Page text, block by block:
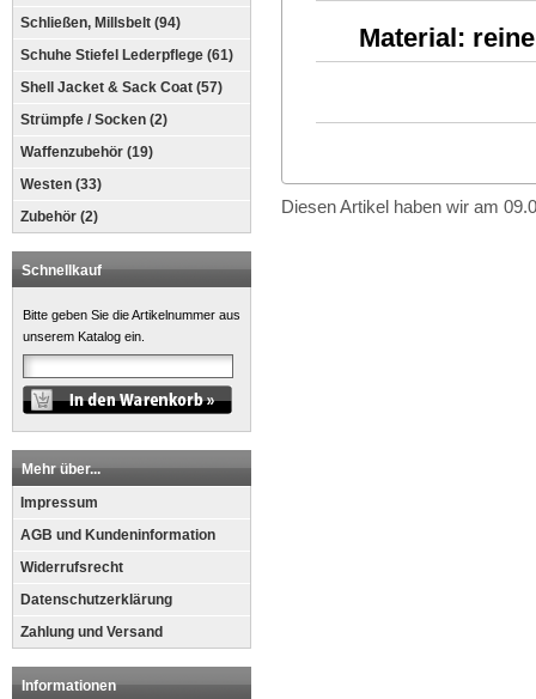
Schließen, Millsbelt (94)
Schuhe Stiefel Lederpflege (61)
Shell Jacket & Sack Coat (57)
Strümpfe / Socken (2)
Waffenzubehör (19)
Westen (33)
Zubehör (2)
Schnellkauf
Bitte geben Sie die Artikelnummer aus
unserem Katalog ein.
Mehr über...
Impressum
AGB und Kundeninformation
Widerrufsrecht
Datenschutzerklärung
Zahlung und Versand
Informationen
Material:
Diesen Artikel haben wir am